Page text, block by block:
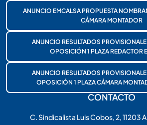
ANUNCIO EMCALSA PROPUESTA
CÁMARA MONTADOR
ANUNCIO RESULTADOS
OPOSICIÓN 1 PLAZA REDACTOR
ANUNCIO RESULTADOS
OPOSICIÓN 1 PLAZA CÁMARA
CONTACTO
C. Sindicalista Luis Cobos, 2, 11203